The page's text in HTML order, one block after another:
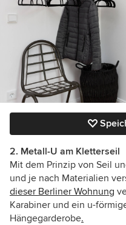
2. Metall-U am Kletterseil
Mit dem Prinzip von Seil
und je nach Materialien
dieser Berliner Wohnung
Karabiner und ein u-
Hängegarderobe.